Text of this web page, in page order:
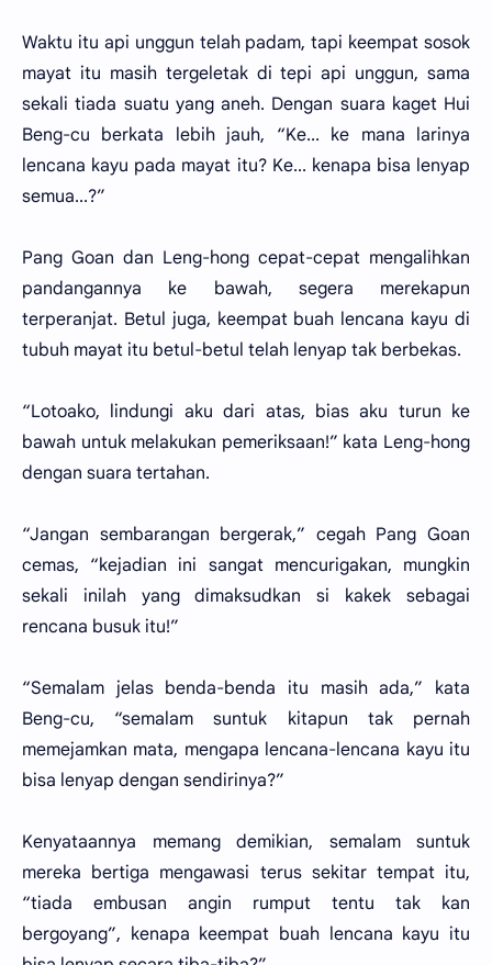
Waktu itu api unggun telah padam, tapi keempat sosok
mayat itu masih tergeletak di tepi api unggun, sama
sekali tiada suatu yang aneh. Dengan suara kaget Hui
Beng-cu berkata lebih jauh, “Ke... ke mana larinya
lencana kayu pada mayat itu? Ke... kenapa bisa lenyap
semua...?”
Pang Goan dan Leng-hong cepat-cepat mengalihkan
pandangannya ke bawah, segera merekapun
terperanjat. Betul juga, keempat buah lencana kayu di
tubuh mayat itu betul-betul telah lenyap tak berbekas.
“Lotoako, lindungi aku dari atas, bias aku turun ke
bawah untuk melakukan pemeriksaan!” kata Leng-hong
dengan suara tertahan.
“Jangan sembarangan bergerak,” cegah Pang Goan
cemas, “kejadian ini sangat mencurigakan, mungkin
sekali inilah yang dimaksudkan si kakek sebagai
rencana busuk itu!”
“Semalam jelas benda-benda itu masih ada,” kata
Beng-cu, “semalam suntuk kitapun tak pernah
memejamkan mata, mengapa lencana-lencana kayu itu
bisa lenyap dengan sendirinya?”
Kenyataannya memang demikian, semalam suntuk
mereka bertiga mengawasi terus sekitar tempat itu,
“tiada embusan angin rumput tentu tak kan
bergoyang”, kenapa keempat buah lencana kayu itu